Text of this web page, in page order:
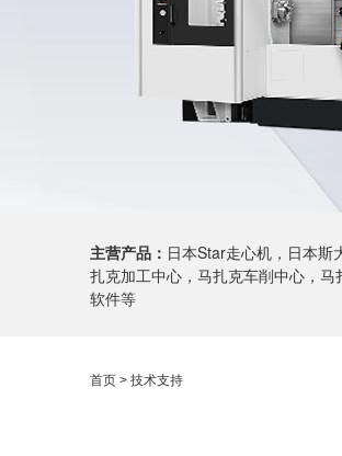
主营产品： 日本Star走心机，日本斯
扎克加工中心，马扎克车削中心，
软件等
首页 > 技术支持